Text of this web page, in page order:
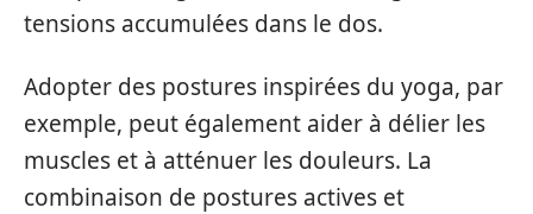
tensions accumulées dans le dos.
Adopter des postures inspirées du yoga, par
exemple, peut également aider à délier les
muscles et à atténuer les douleurs. La
combinaison de postures actives et